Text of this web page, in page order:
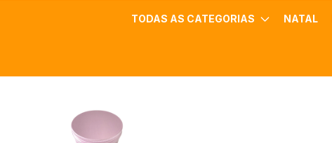
TODAS AS CATEGORIAS NATAL